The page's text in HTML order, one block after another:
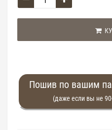
Пошив по вашим
(даже если вы не